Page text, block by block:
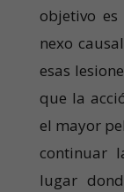
objetivo
nexo
esas
que la
el mayor
continuar
lugar